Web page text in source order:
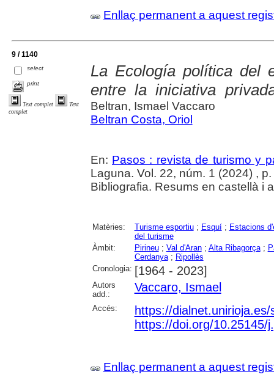
Enllaç permanent a aquest
9 / 1140
select
print
Text complet
Text
complet
La Ecología política del
entre la iniciativa
Beltran, Ismael Vaccaro
Beltran Costa, Oriol
En: Pasos : revista de turismo y
Laguna. Vol. 22, núm. 1 (2024) ,
Bibliografia. Resums en castellà i
Matèries: Turisme esportiu; Esquí; Estacions
del turisme
Àmbit:
Pirineu; Val d'Aran; Alta Ribagorça;
Cerdanya; Ripollès
Cronologia: [1964 - 2023]
Autors
add.:
Vaccaro, Ismael
Accés:
https://
https://doi.org/10.25145/
Enllaç permanent a aquest